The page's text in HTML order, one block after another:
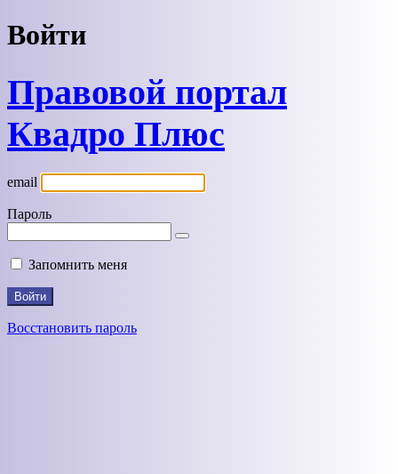
Войти
Правовой портал
Квадро Плюс
email
Пароль
Запомнить меня
Восстановить пароль